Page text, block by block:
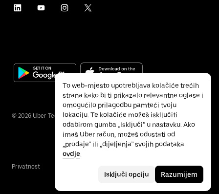
© 2026 Uber Technologies Inc.
Privatnost
To web-mjesto upotrebljava kolačiće trećih
strana kako bi ti prikazalo relevantne oglase i
omogućilo prilagodbu pamteći tvoju
lokaciju. Te kolačiće možeš isključiti
odabirom gumba „Isključi” u nastavku. Ako
imaš Uber račun, možeš odustati od
„prodaje” ili „dijeljenja” svojih podataka
ovdje.
Isključi opciju Razumijem